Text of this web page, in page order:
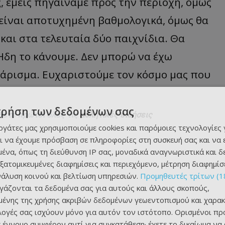
αποτυχημένη βαθμολογικά, όμως θα
στα τελευταία δύο παιχνίδια. Θα
το κάνουμε. Δεν μπορώ να έχω
Ευχαριστούμε τον κόσμο μας που
πρώτοι όλες τις αθλητικές ειδήσεις
των δεδομένων σας
μας χρησιμοποιούμε cookies και παρόμοιες τεχνολογίες
να έχουμε πρόσβαση σε πληροφορίες στη συσκευή σας και να
όπως τη διεύθυνση IP σας, μοναδικά αναγνωριστικά και
διαφημίσεις και περιεχόμενο, μέτρηση
κοινού και βελτίωση υπηρεσιών. Προμηθευτές τρίτων
τα δεδομένα σας για αυτούς και άλλους σκοπούς,
της χρήσης ακριβών δεδομένων γεωεντοπισμού και
σας ισχύουν μόνο για αυτόν τον ιστότοπο. Ορισμένοι